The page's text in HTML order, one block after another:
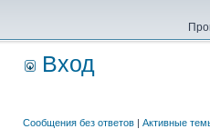
Вход
Сообщения без ответов | Активные